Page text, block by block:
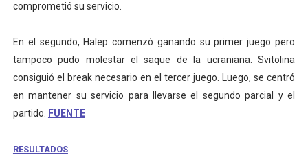
comprometió su servicio.
En el segundo, Halep comenzó ganando su primer juego pero
tampoco pudo molestar el saque de la ucraniana. Svitolina
consiguió el break necesario en el tercer juego. Luego, se centró
en mantener su servicio para llevarse el segundo parcial y el
partido.
FUENTE
RESULTADOS